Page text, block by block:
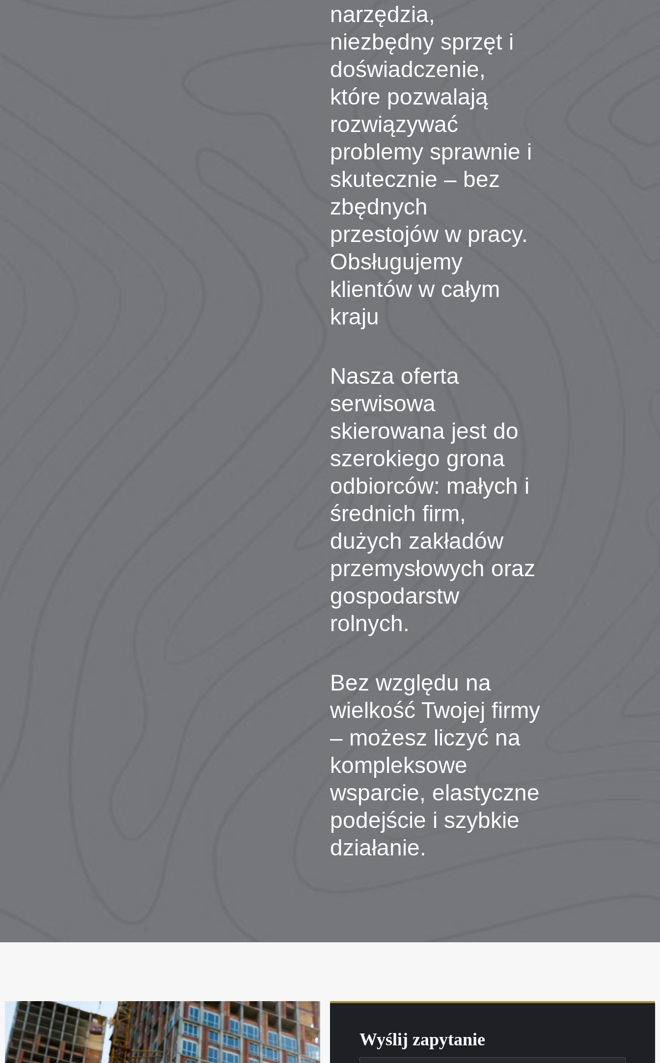
narzędzia,
niezbędny sprzęt i
doświadczenie,
które pozwalają
rozwiązywać
problemy sprawnie i
skutecznie – bez
zbędnych
przestojów w pracy.
Obsługujemy
klientów w całym
kraju
Nasza oferta
serwisowa
skierowana jest do
szerokiego grona
odbiorców: małych i
średnich firm,
dużych zakładów
przemysłowych oraz
gospodarstw
rolnych.
Bez względu na
wielkość Twojej firmy
– możesz liczyć na
kompleksowe
wsparcie, elastyczne
podejście i szybkie
działanie.
Wyślij zapytanie